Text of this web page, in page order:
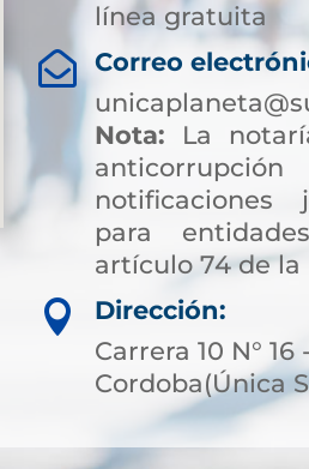
línea gratuita

Correo
Nota: La
notificaciones
para
artículo 74 de la

Dirección:
Carrera 10 N°
Cordoba(Única